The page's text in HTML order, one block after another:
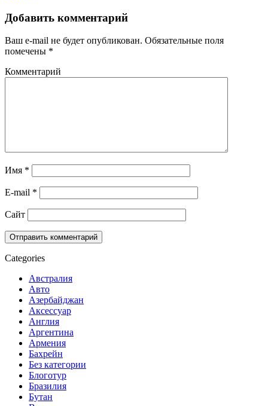
Добавить комментарий
Ваш e-mail не будет опубликован. Обязательные поля
помечены *
Комментарий
Имя *
E-mail *
Сайт
Categories
Австралия
Авто
Азербайджан
Аксессуар
Англия
Аргентина
Армения
Бахрейн
Без категории
Блоготур
Бразилия
Бутан